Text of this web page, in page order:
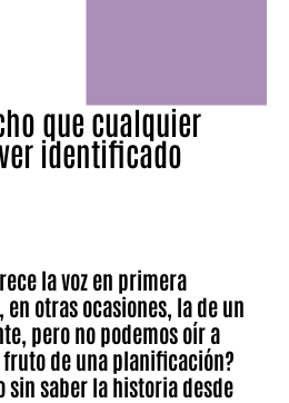
que cualquier
identificado
la voz en primera
en otras ocasiones, la de un
pero no podemos oír a
fruto de una planificación?
sin saber la historia desde